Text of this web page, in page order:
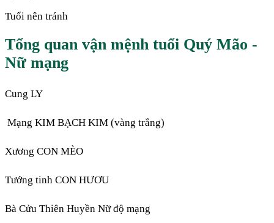
Tuổi nên tránh
Tổng quan vận mệnh tuổi Quý Mão -
Nữ mạng
Cung LY
Mạng KIM BẠCH KIM (vàng trắng)
Xương CON MÈO
Tướng tinh CON HƯƠU
Bà Cửu Thiên Huyền Nữ độ mạng